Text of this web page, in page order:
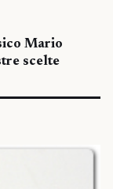
Mario
scelte